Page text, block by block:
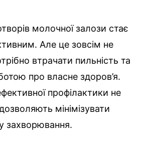
молочної залози стає
Але це зовсім не
втрачати пильність та
про власне здоров’я.
профілактики не
дозволяють мінімізувати
захворювання.